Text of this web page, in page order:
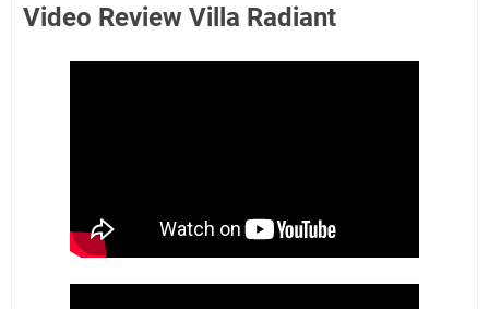
Video Review Villa Radiant